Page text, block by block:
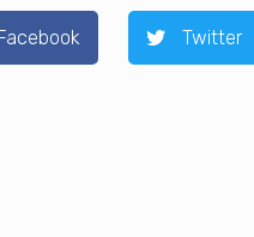
Twitter